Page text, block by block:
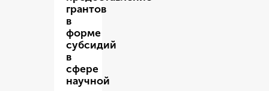
грантов
в
форме
субсидий
в
сфере
научной